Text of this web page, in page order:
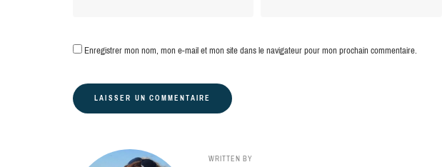
Enregistrer mon nom, mon e-mail et mon site dans le navigateur pour mon prochain commentaire.
WRITTEN BY